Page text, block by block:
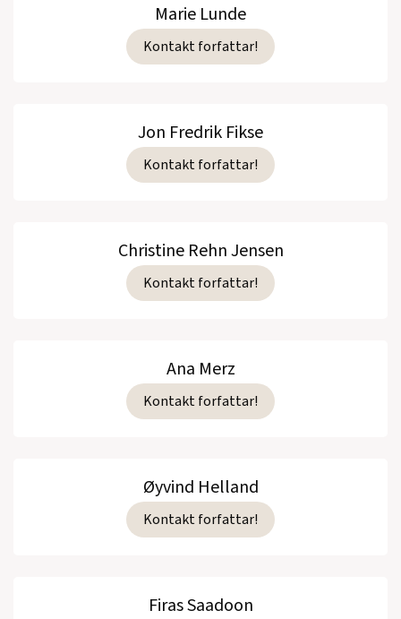
Marie Lunde
Kontakt forfattar!
Jon Fredrik Fikse
Kontakt forfattar!
Christine Rehn Jensen
Kontakt forfattar!
Ana Merz
Kontakt forfattar!
Øyvind Helland
Kontakt forfattar!
Firas Saadoon